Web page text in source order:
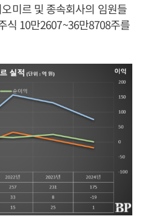
미르 및 종속회사의 임원들
식 10만2607~36만8708주를